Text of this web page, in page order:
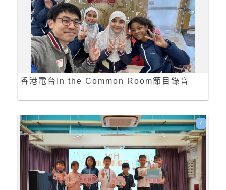
香港電台In the Common Room節目錄音
7